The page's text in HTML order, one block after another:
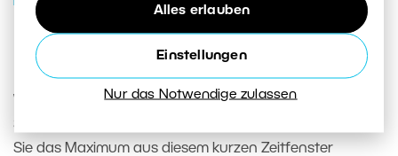
Alles erlauben
Einstellungen
Nur das Notwendige zulassen
FOTOSCHULE
Blaue Stunde: So machen Sie das
Beste aus ihr
Wir zeigen Ihnen, wie Sie während der blauen Stunde
Stadt, Landschaft und Porträts fotografieren und wie
Sie das Maximum aus diesem kurzen Zeitfenster